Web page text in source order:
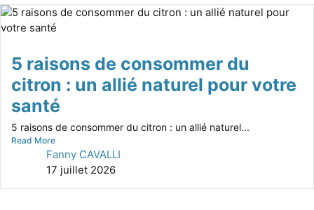
5 raisons de consommer du
citron : un allié naturel pour votre
santé
5 raisons de consommer du citron : un allié naturel...
Read More
Fanny CAVALLI
17 juillet 2026